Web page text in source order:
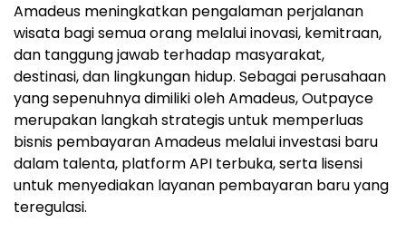
Amadeus meningkatkan pengalaman perjalanan
wisata bagi semua orang melalui inovasi, kemitraan,
dan tanggung jawab terhadap masyarakat,
destinasi, dan lingkungan hidup. Sebagai perusahaan
yang sepenuhnya dimiliki oleh Amadeus, Outpayce
merupakan langkah strategis untuk memperluas
bisnis pembayaran Amadeus melalui investasi baru
dalam talenta, platform API terbuka, serta lisensi
untuk menyediakan layanan pembayaran baru yang
teregulasi.